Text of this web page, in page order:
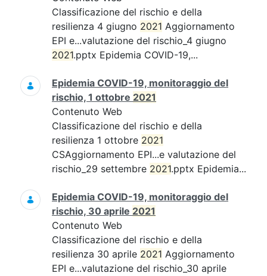
Classificazione del rischio e della
resilienza 4 giugno 2021 Aggiornamento
EPI e...valutazione del rischio_4 giugno
2021.pptx Epidemia COVID-19,...
Epidemia COVID-19, monitoraggio del
rischio, 1 ottobre 2021
Contenuto Web
Classificazione del rischio e della
resilienza 1 ottobre 2021
CSAggiornamento EPI...e valutazione del
rischio_29 settembre 2021.pptx Epidemia...
Epidemia COVID-19, monitoraggio del
rischio, 30 aprile 2021
Contenuto Web
Classificazione del rischio e della
resilienza 30 aprile 2021 Aggiornamento
EPI e...valutazione del rischio_30 aprile